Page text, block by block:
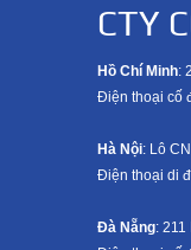
CTY
Hồ Chí Minh:
Điện thoại cố
Hà Nội: Lô
Điện thoại di
Đà Nẵng: